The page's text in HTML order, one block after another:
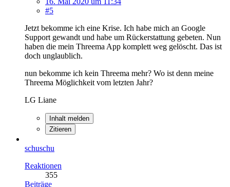
#5
Jetzt bekomme ich eine Krise. Ich habe mich an Google
Support gewandt und habe um Rückerstattung gebeten. Nun
haben die mein Threema App komplett weg gelöscht. Das ist
doch unglaublich.
nun bekomme ich kein Threema mehr? Wo ist denn meine
Threema Möglichkeit vom letzten Jahr?
LG Liane
Inhalt melden
Zitieren
schuschu
Reaktionen
355
Beiträge